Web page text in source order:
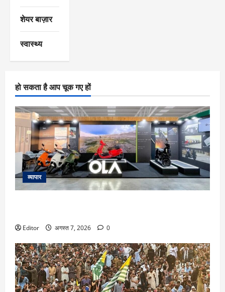
शेयर बाज़ार
स्वास्थ्य
हो सकता है आप चूक गए हों
व्यापार
Editor अगस्त 7, 2026 0